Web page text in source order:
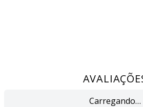
Carregando…